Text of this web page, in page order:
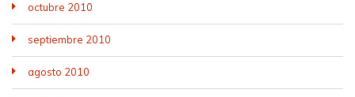
octubre 2010
septiembre 2010
agosto 2010